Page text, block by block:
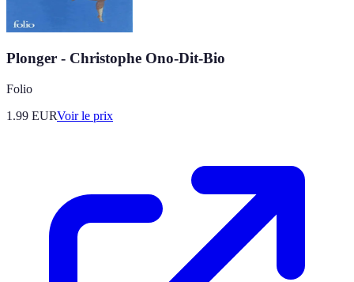
Plonger - Christophe Ono-Dit-Bio
Folio
1.99 EURVoir le prix